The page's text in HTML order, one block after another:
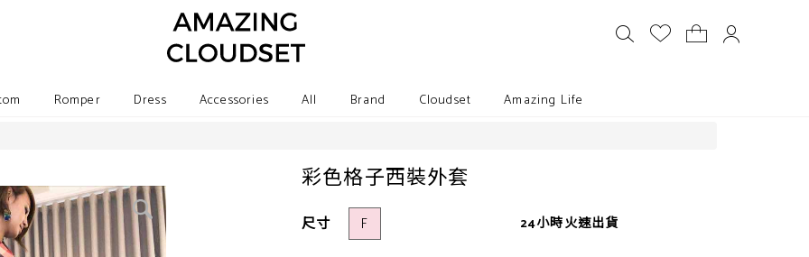
Romper Dress Accessories All Brand Cloudset Amazing Life
彩色格子西裝外套
尺寸 F 24小時火速出貨